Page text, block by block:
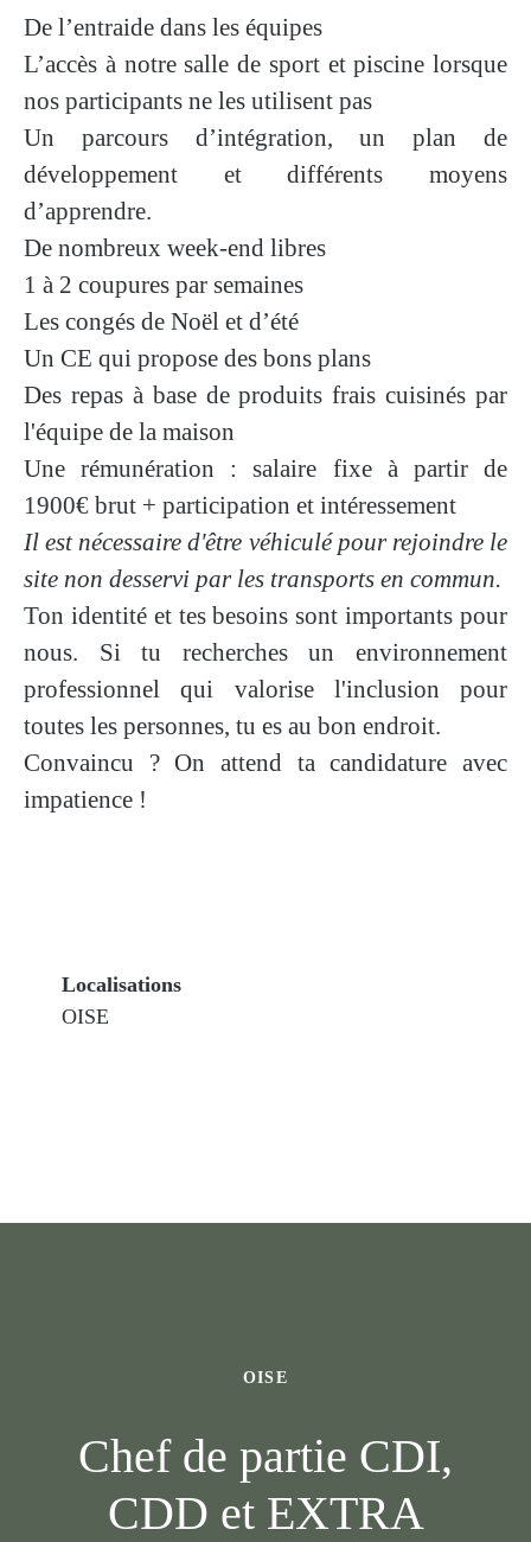
De l’entraide dans les équipes
L’accès à notre salle de sport et piscine lorsque
nos participants ne les utilisent pas
Un parcours d’intégration, un plan de
développement et différents moyens
d’apprendre.
De nombreux week-end libres
1 à 2 coupures par semaines
Les congés de Noël et d’été
Un CE qui propose des bons plans
Des repas à base de produits frais cuisinés par
l'équipe de la maison
Une rémunération : salaire fixe à partir de
1900€ brut + participation et intéressement
Il est nécessaire d'être véhiculé pour rejoindre le
site non desservi par les transports en commun.
Ton identité et tes besoins sont importants pour
nous. Si tu recherches un environnement
professionnel qui valorise l'inclusion pour
toutes les personnes, tu es au bon endroit.
Convaincu ? On attend ta candidature avec
impatience !
Localisations
OISE
OISE
Chef de partie CDI,
CDD et EXTRA